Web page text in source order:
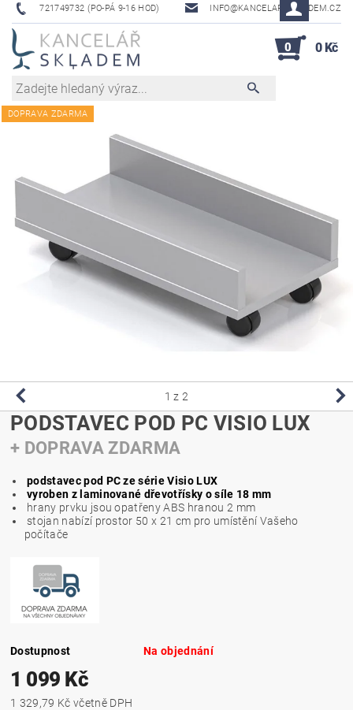
721749732 (PO-PÁ 9-16 HOD) INFO@KANCELAR-SKLADEM.CZ
0 0 Kč
DOPRAVA ZDARMA
1 z 2
PODSTAVEC POD PC VISIO LUX
+ DOPRAVA ZDARMA
podstavec pod PC ze série Visio LUX
vyroben z laminované dřevotřísky o síle 18 mm
hrany prvku jsou opatřeny ABS hranou 2 mm
stojan nabízí prostor 50 x 21 cm pro umístění Vašeho
počítače
Dostupnost Na objednání
1 099 Kč
1 329,79 Kč včetně DPH